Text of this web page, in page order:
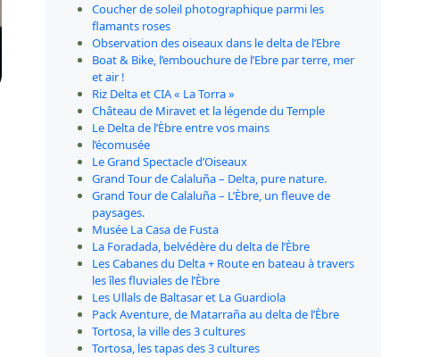
Coucher de soleil photographique parmi les
flamants roses
Observation des oiseaux dans le delta de l’Ebre
Boat & Bike, l’embouchure de l’Ebre par terre, mer
et air !
Riz Delta et CIA « La Torra »
Château de Miravet et la légende du Temple
Le Delta de l’Èbre entre vos mains
l’écomusée
Le Grand Spectacle d’Oiseaux
Grand Tour de Calaluña – Delta, pure nature.
Grand Tour de Calaluña – L’Èbre, un fleuve de
paysages.
Musée La Casa de Fusta
La Foradada, belvédère du delta de l’Èbre
Les Cabanes du Delta + Route en bateau à travers
les îles fluviales de l’Èbre
Les Ullals de Baltasar et La Guardiola
Pack Aventure, de Matarraña au delta de l’Èbre
Tortosa, la ville des 3 cultures
Tortosa, les tapas des 3 cultures